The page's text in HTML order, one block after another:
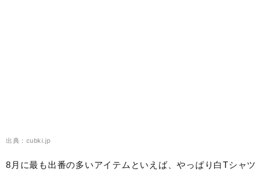
出典：cubki.jp
8月に最も出番の多いアイテムといえば、やっぱり白Tシャツ